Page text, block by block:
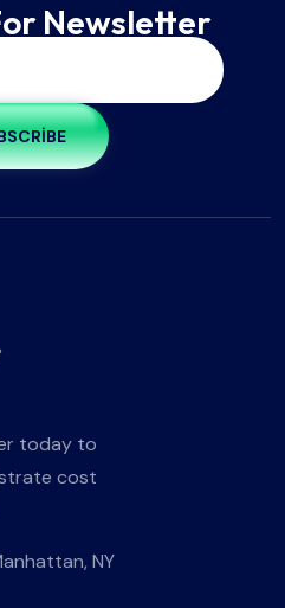
Newsletter
today to
cost
NY